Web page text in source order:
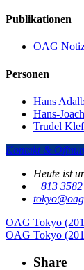
Publikationen
OAG
Personen
Hans
Hans-
Trudel
Kontakt &
Heute ist
+813
OAG Tokyo
OAG Tokyo
Share